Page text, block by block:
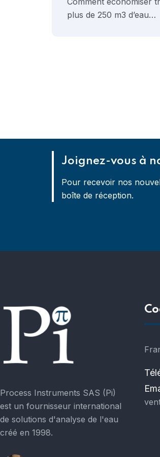
plus de 250 m3 d’eau…
Joignez-vous à
Pour recevoir nos
boîte de réception.
Process Instruments SAS (Pi)
est un fournisseur international
de solutions d'analyse de l'eau
créé en 1998.